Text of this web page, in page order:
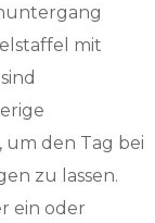
mit
den Tag bei
zu lassen.
ein oder